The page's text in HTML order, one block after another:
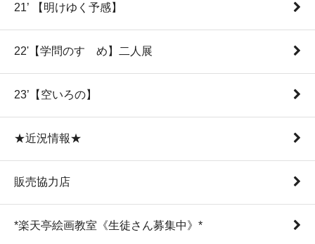
21’ 【明けゆく予感】
22'【学問のすゝめ】二人展
23’【空いろの】
★近況情報★
販売協力店
*楽天亭絵画教室《生徒さん募集中》*